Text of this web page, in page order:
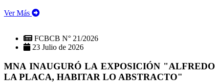
Ver Más
FCBCB N° 21/2026
23 Julio de 2026
MNA INAUGURÓ LA EXPOSICIÓN "ALFREDO
LA PLACA, HABITAR LO ABSTRACTO"